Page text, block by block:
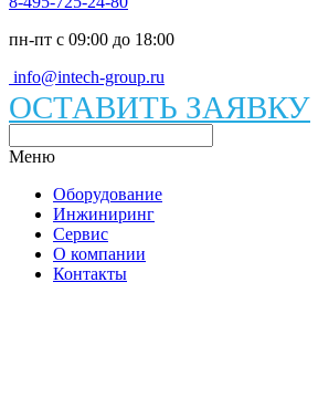
пн-пт c 09:00 до 18:00
info@intech-group.ru
ОСТАВИТЬ ЗАЯВКУ
Меню
Оборудование
Инжиниринг
Сервис
О компании
Контакты